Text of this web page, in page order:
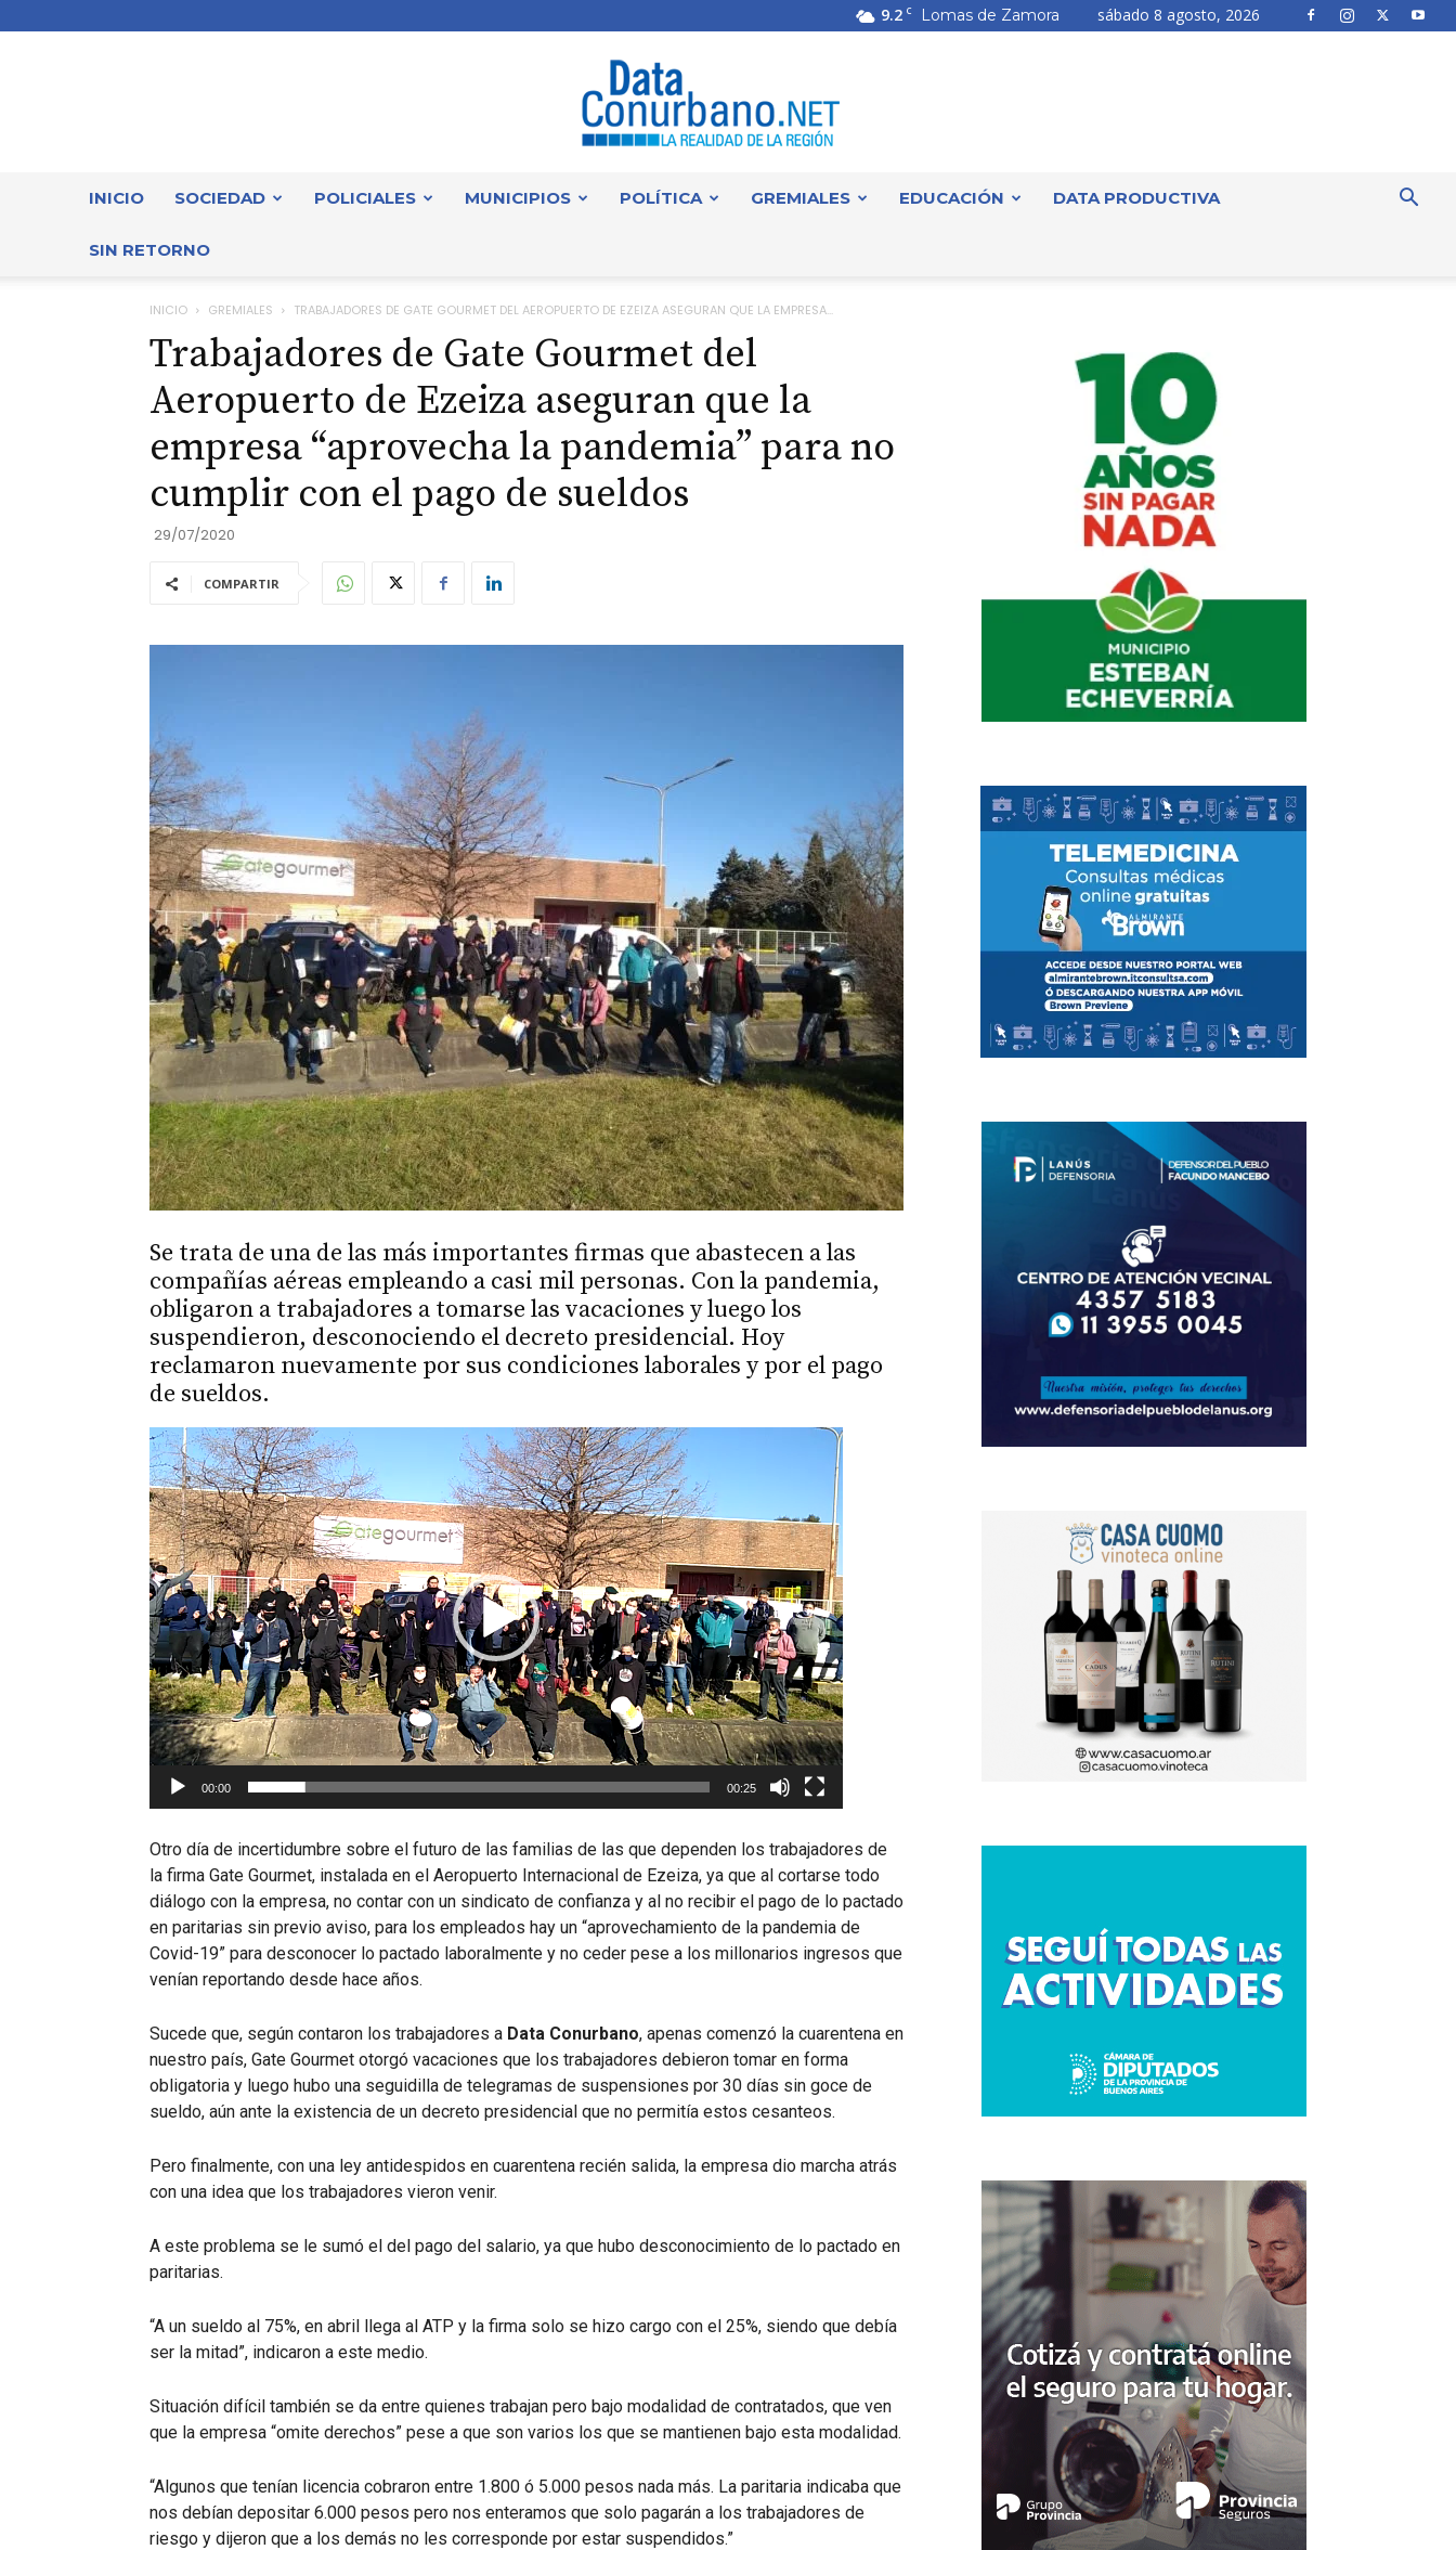
9.2 C Lomas de Zamora sábado 8 agosto, 2026
INICIO SOCIEDAD POLICIALES MUNICIPIOS POLÍTICA GREMIALES EDUCACIÓN DATA PRODUCTIVA
SIN RETORNO
INICIO GREMIALES TRABAJADORES DE GATE GOURMET DEL AEROPUERTO DE EZEIZA ASEGURAN QUE LA EMPRESA...
Trabajadores de Gate Gourmet del
Aeropuerto de Ezeiza aseguran que la
empresa “aprovecha la pandemia” para no
cumplir con el pago de sueldos
29/07/2020
COMPARTIR
Se trata de una de las más importantes firmas que abastecen a las
compañías aéreas empleando a casi mil personas. Con la pandemia,
obligaron a trabajadores a tomarse las vacaciones y luego los
suspendieron, desconociendo el decreto presidencial. Hoy
reclamaron nuevamente por sus condiciones laborales y por el pago
de sueldos.
Reproductor
de
vídeo
00:00 00:25
Otro día de incertidumbre sobre el futuro de las familias de las que dependen los trabajadores de
la firma Gate Gourmet, instalada en el Aeropuerto Internacional de Ezeiza, ya que al cortarse todo
diálogo con la empresa, no contar con un sindicato de confianza y al no recibir el pago de lo pactado
en paritarias sin previo aviso, para los empleados hay un “aprovechamiento de la pandemia de
Covid-19” para desconocer lo pactado laboralmente y no ceder pese a los millonarios ingresos que
venían reportando desde hace años.
Sucede que, según contaron los trabajadores a Data Conurbano, apenas comenzó la cuarentena en
nuestro país, Gate Gourmet otorgó vacaciones que los trabajadores debieron tomar en forma
obligatoria y luego hubo una seguidilla de telegramas de suspensiones por 30 días sin goce de
sueldo, aún ante la existencia de un decreto presidencial que no permitía estos cesanteos.
Pero finalmente, con una ley antidespidos en cuarentena recién salida, la empresa dio marcha atrás
con una idea que los trabajadores vieron venir.
A este problema se le sumó el del pago del salario, ya que hubo desconocimiento de lo pactado en
paritarias.
“A un sueldo al 75%, en abril llega al ATP y la firma solo se hizo cargo con el 25%, siendo que debía
ser la mitad”, indicaron a este medio.
Situación difícil también se da entre quienes trabajan pero bajo modalidad de contratados, que ven
que la empresa “omite derechos” pese a que son varios los que se mantienen bajo esta modalidad.
“Algunos que tenían licencia cobraron entre 1.800 ó 5.000 pesos nada más. La paritaria indicaba que
nos debían depositar 6.000 pesos pero nos enteramos que solo pagarán a los trabajadores de
riesgo y dijeron que a los demás no les corresponde por estar suspendidos.”